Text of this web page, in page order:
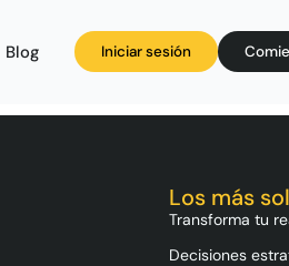
Blog Iniciar sesión
Los más
Transforma tu
Decisiones